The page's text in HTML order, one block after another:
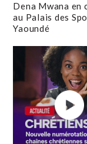
Dena Mwana en
au Palais des
Yaoundé